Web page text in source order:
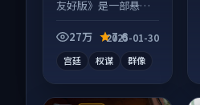
友好版》是一部悬疑
物成长为内核，情感
27万 7.6
2025-01-30
宫廷 权谋 群像